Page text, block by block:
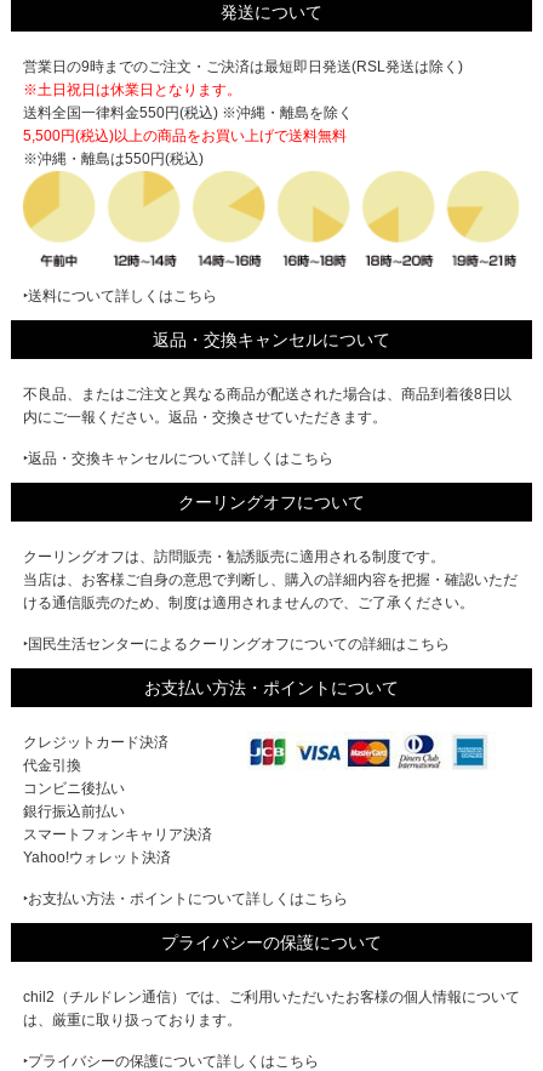
発送について
営業日の9時までのご注文・ご決済は最短即日発送(RSL発送は除く)
※土日祝日は休業日となります。
送料全国一律料金550円(税込) ※沖縄・離島を除く
5,500円(税込)以上の商品をお買い上げで送料無料
※沖縄・離島は550円(税込)
‣送料について詳しくはこちら
返品・交換キャンセルについて
不良品、またはご注文と異なる商品が配送された場合は、商品到着後8日以
内にご一報ください。返品・交換させていただきます。
‣返品・交換キャンセルについて詳しくはこちら
クーリングオフについて
クーリングオフは、訪問販売・勧誘販売に適用される制度です。
当店は、お客様ご自身の意思で判断し、購入の詳細内容を把握・確認いただ
ける通信販売のため、制度は適用されませんので、ご了承ください。
‣国民生活センターによるクーリングオフについての詳細はこちら
お支払い方法・ポイントについて
クレジットカード決済
代金引換
コンビニ後払い
銀行振込前払い
スマートフォンキャリア決済
Yahoo!ウォレット決済
‣お支払い方法・ポイントについて詳しくはこちら
プライバシーの保護について
chil2（チルドレン通信）では、ご利用いただいたお客様の個人情報について
は、厳重に取り扱っております。
‣プライバシーの保護について詳しくはこちら